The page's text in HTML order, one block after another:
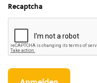
Recaptcha